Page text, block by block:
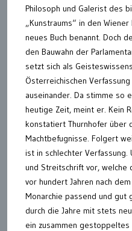
Philosoph und Galerist des
„Kunstraums“ in den
neues Buch benannt. Doch
den Bauwahn der
setzt sich als
Österreichischen
auseinander. Da stimme so
heutige Zeit, meint er. Kein
konstatiert Thurnhofer über
Machtbefugnisse. Folgert
ist in schlechter
und Streitschrift vor, welche
vor hundert Jahren nach
Monarchie passend und gut
durch die Jahre mit stets
ein zusammen